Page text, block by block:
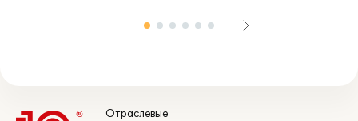
Отраслевые